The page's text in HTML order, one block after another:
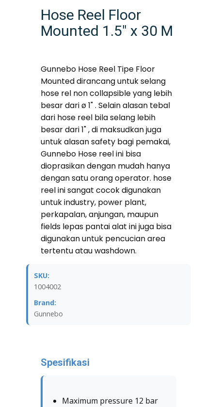
Hose Reel Floor
Mounted 1.5" x 30 M
Gunnebo Hose Reel Tipe Floor
Mounted dirancang untuk selang
hose rel non collapsible yang lebih
besar dari ø 1" . Selain alasan tebal
dari hose reel bila selang lebih
besar dari 1" , di maksudkan juga
untuk alasan safety bagi pemakai,
Gunnebo Hose reel ini bisa
dioprasikan dengan mudah hanya
dengan satu orang operator. hose
reel ini sangat cocok digunakan
untuk industry, power plant,
perkapalan, anjungan, maupun
fields lepas pantai alat ini juga bisa
digunakan untuk pencucian area
tertentu atau washdown.
SKU:
1004002
Brand:
Gunnebo
Spesifikasi
Maximum pressure 12 bar